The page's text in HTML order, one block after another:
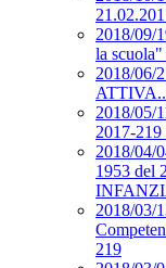
2018/09/
la
2018/06/
2018/05/
2017-
2018/04/
1953 del
2018/03/
219